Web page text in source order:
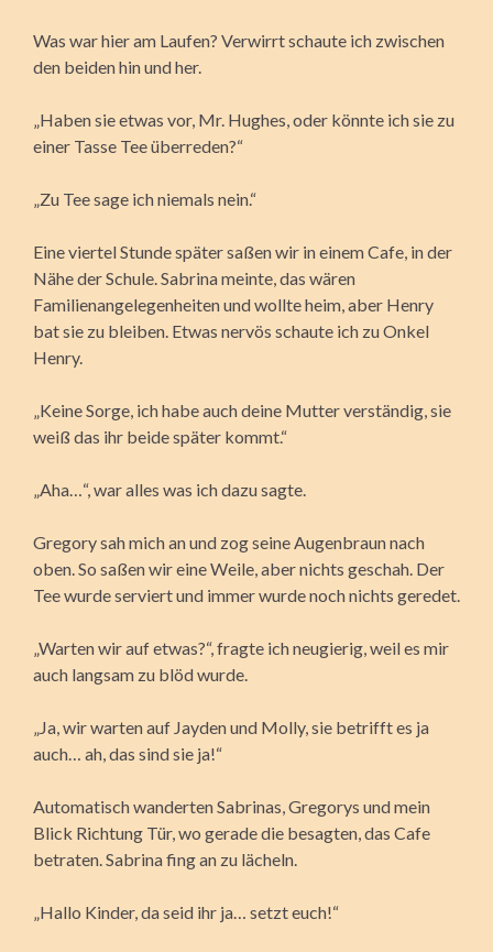
Was war hier am Laufen? Verwirrt schaute ich zwischen
den beiden hin und her.
„Haben sie etwas vor, Mr. Hughes, oder könnte ich sie zu
einer Tasse Tee überreden?“
„Zu Tee sage ich niemals nein.“
Eine viertel Stunde später saßen wir in einem Cafe, in der
Nähe der Schule. Sabrina meinte, das wären
Familienangelegenheiten und wollte heim, aber Henry
bat sie zu bleiben. Etwas nervös schaute ich zu Onkel
Henry.
„Keine Sorge, ich habe auch deine Mutter verständig, sie
weiß das ihr beide später kommt.“
„Aha…“, war alles was ich dazu sagte.
Gregory sah mich an und zog seine Augenbraun nach
oben. So saßen wir eine Weile, aber nichts geschah. Der
Tee wurde serviert und immer wurde noch nichts geredet.
„Warten wir auf etwas?“, fragte ich neugierig, weil es mir
auch langsam zu blöd wurde.
„Ja, wir warten auf Jayden und Molly, sie betrifft es ja
auch… ah, das sind sie ja!“
Automatisch wanderten Sabrinas, Gregorys und mein
Blick Richtung Tür, wo gerade die besagten, das Cafe
betraten. Sabrina fing an zu lächeln.
„Hallo Kinder, da seid ihr ja… setzt euch!“